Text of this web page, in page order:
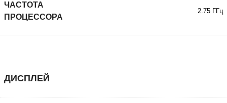
ЧАСТОТА
ПРОЦЕССОРА
2.75 ГГц
ДИСПЛЕЙ